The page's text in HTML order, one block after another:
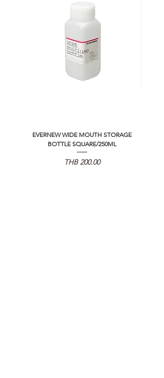
EVERNEW WIDE MOUTH STORAGE
BOTTLE SQUARE/250ML
価格
THB 200.00